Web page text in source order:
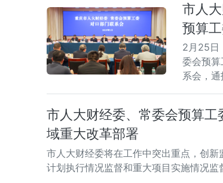
的有关工作，组织开展专题调研。
十、加强与代表的联系和沟通
表有关意见，办理有关财政、税务
表议案和建议。
十二、加强与财政、税务、审
位的工作沟通协调，支持、监督相
县）人大常委会预算工委的工作指导
十三、加强与全国人大常委会
市人
预算
会召
讲话
2月25日
委会预
系会，
市人大财经委、常委会预算工
域重大改革部署
市人大财经委将在工作中突出重点，创新
计划执行情况监督和重大项目实施情况监